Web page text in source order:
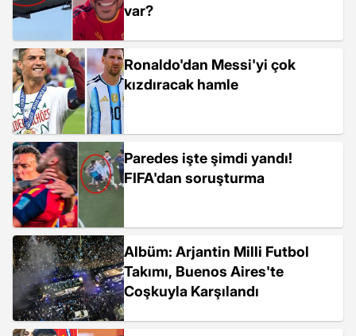
var?
Ronaldo'dan Messi'yi çok
kızdıracak hamle
Paredes işte şimdi yandı!
FIFA'dan soruşturma
Albüm: Arjantin Milli Futbol
Takımı, Buenos Aires'te
Coşkuyla Karşılandı